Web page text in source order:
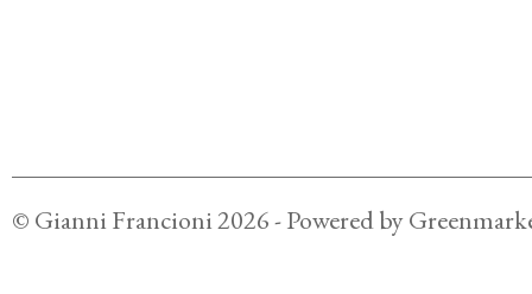
© Gianni Francioni2026- Powered by